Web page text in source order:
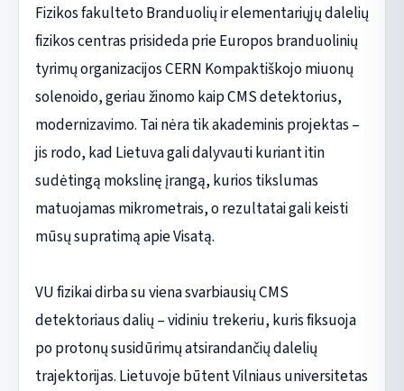
Fizikos fakulteto Branduolių ir elementariųjų dalelių
fizikos centras prisideda prie Europos branduolinių
tyrimų organizacijos CERN Kompaktiškojo miuonų
solenoido, geriau žinomo kaip CMS detektorius,
modernizavimo. Tai nėra tik akademinis projektas –
jis rodo, kad Lietuva gali dalyvauti kuriant itin
sudėtingą mokslinę įrangą, kurios tikslumas
matuojamas mikrometrais, o rezultatai gali keisti
mūsų supratimą apie Visatą.
VU fizikai dirba su viena svarbiausių CMS
detektoriaus dalių – vidiniu trekeriu, kuris fiksuoja
po protonų susidūrimų atsirandančių dalelių
trajektorijas. Lietuvoje būtent Vilniaus universitetas